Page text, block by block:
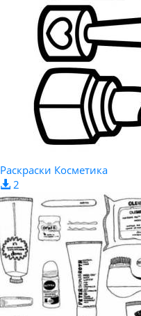
Раскраски Косметика
2